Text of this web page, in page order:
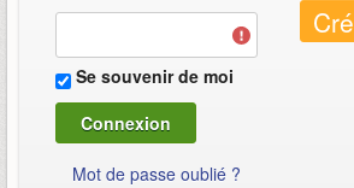
Se souvenir de moi
Mot de passe oublié ?